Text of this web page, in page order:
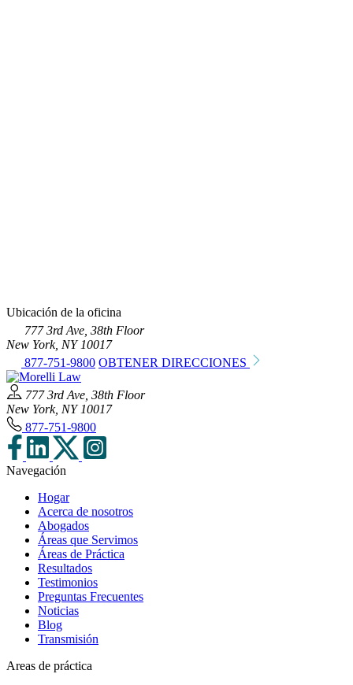
Ubicación de la oficina
777 3rd Ave, 38th Floor
New York, NY 10017
877-751-9800 OBTENER DIRECCIONES
777 3rd Ave, 38th Floor
New York, NY 10017
877-751-9800
Navegación
Hogar
Acerca de nosotros
Abogados
Áreas que Servimos
Áreas de Práctica
Resultados
Testimonios
Preguntas Frecuentes
Noticias
Blog
Transmisión
Areas de práctica